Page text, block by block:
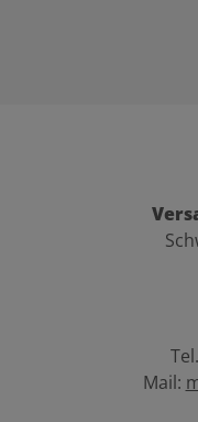
Tel.
Mail: